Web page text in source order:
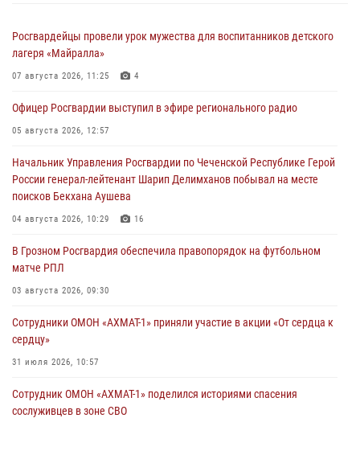
Росгвардейцы провели урок мужества для воспитанников детского
лагеря «Майралла»
07 августа 2026, 11:25 4
Офицер Росгвардии выступил в эфире регионального радио
05 августа 2026, 12:57
Начальник Управления Росгвардии по Чеченской Республике Герой
России генерал-лейтенант Шарип Делимханов побывал на месте
поисков Бекхана Аушева
04 августа 2026, 10:29 16
В Грозном Росгвардия обеспечила правопорядок на футбольном
матче РПЛ
03 августа 2026, 09:30
Сотрудники ОМОН «АХМАТ-1» приняли участие в акции «От сердца к
сердцу»
31 июля 2026, 10:57
Сотрудник ОМОН «АХМАТ-1» поделился историями спасения
сослуживцев в зоне СВО